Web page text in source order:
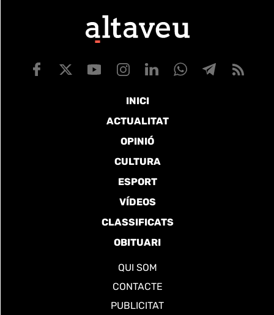
INICI
ACTUALITAT
OPINIÓ
CULTURA
ESPORT
VÍDEOS
CLASSIFICATS
OBITUARI
QUI SOM
CONTACTE
PUBLICITAT